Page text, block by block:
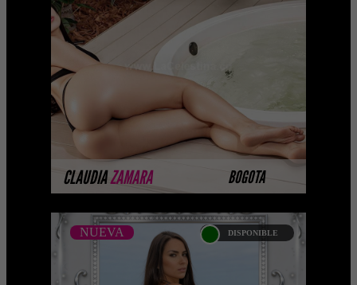
CLAUDIAZAMARA BOGOTA
Bienvenidos a mi perfil, Escorts
pelinegras soy una preciosa y
encantadora chica de piel suave,
curvilínea y sexy, tal y com ...
MÁS INFORMACIÓN
NUEVA DISPONIBLE
LEYDI JIMENEZ -
CATALOGO PLATINO
NUEVA